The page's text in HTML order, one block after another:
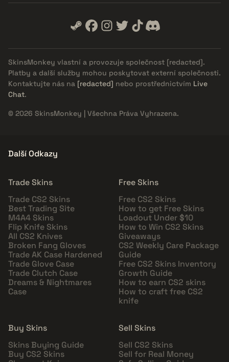
SkinsMonkey vlastní a provozuje společnost [redacted].
Platby a další služby mohou poskytovat externí společnosti.
Kontaktujte nás na [redacted] nebo prostřednictvím Live
Chat.
© 2026 SkinsMonkey | Všechna Práva Vyhrazena.
Další Odkazy
Trade Skins
Trade CS2 Skins
Best Trading Site
M4A4 Skins
Flip Knife Skins
All CS2 Knives
Broken Fang Gloves
Trade AK Case Hardened
Trade Glove Case
Trade Clutch Case
Dreams & Nightmares
Case
Free Skins
Free CS2 Skins
How to get Free Skins
Loadout Under $10
How to Win CS2 Skins
Giveaways
CS2 Weekly Care Package
Guide
Free CS2 Skins Inventory
Growth Guide
How to earn CS2 skins
How to craft free CS2
knife
Buy Skins
Skins Buying Guide
Buy CS2 Skins
Sell Skins
Sell CS2 Skins
Sell for Real Money